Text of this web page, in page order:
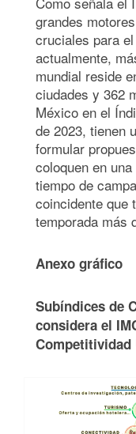
grandes
cruciales para
actualmente,
mundial reside
ciudades y 362
México en el
de 2023, tienen
formular
coloquen en
tiempo de
coincidente que
temporada más
Anexo gráfico
Subíndices de
considera el
Competitividad